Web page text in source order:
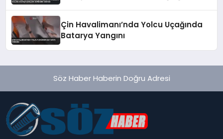
Çin Havalimanı’nda Yolcu Uçağında
Batarya Yangını
Söz Haber Haberin Doğru Adresi